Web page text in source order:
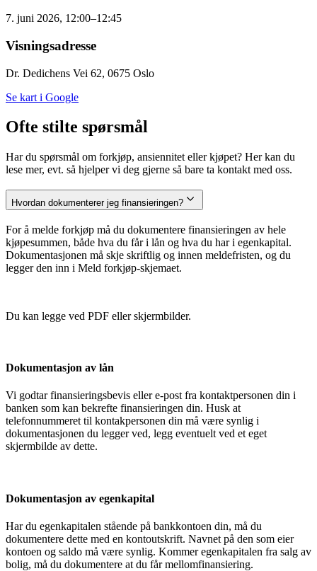
7. juni 2026, 12:00–12:45
Visningsadresse
Dr. Dedichens Vei 62, 0675 Oslo
Se kart i Google
Ofte stilte spørsmål
Har du spørsmål om forkjøp, ansiennitet eller kjøpet? Her kan du
lese mer, evt. så hjelper vi deg gjerne så bare ta kontakt med oss.
Hvordan dokumenterer jeg finansieringen?
For å melde forkjøp må du dokumentere finansieringen av hele
kjøpesummen, både hva du får i lån og hva du har i egenkapital.
Dokumentasjonen må skje skriftlig og innen meldefristen, og du
legger den inn i Meld forkjøp-skjemaet.
Du kan legge ved PDF eller skjermbilder.
Dokumentasjon av lån
Vi godtar finansieringsbevis eller e-post fra kontaktpersonen din i
banken som kan bekrefte finansieringen din. Husk at
telefonnummeret til kontakpersonen din må være synlig i
dokumentasjonen du legger ved, legg eventuelt ved et eget
skjermbilde av dette.
Dokumentasjon av egenkapital
Har du egenkapitalen stående på bankkontoen din, må du
dokumentere dette med en kontoutskrift. Navnet på den som eier
kontoen og saldo må være synlig. Kommer egenkapitalen fra salg av
bolig, må du dokumentere at du får mellomfinansiering.